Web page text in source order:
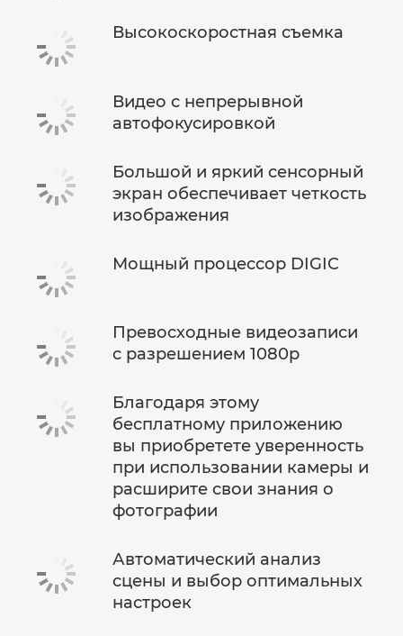
Высокоскоростная съемка
Видео с непрерывной
автофокусировкой
Большой и яркий сенсорный
экран обеспечивает четкость
изображения
Мощный процессор DIGIC
Превосходные видеозаписи
с разрешением 1080p
Благодаря этому
бесплатному приложению
вы приобретете уверенность
при использовании камеры и
расширите свои знания о
фотографии
Автоматический анализ
сцены и выбор оптимальных
настроек